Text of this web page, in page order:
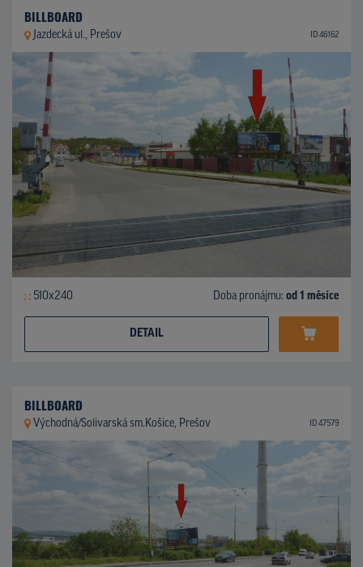
BILLBOARD
Jazdecká ul., Prešov ID 46162
510x240 Doba pronájmu: od 1 měsíce
DETAIL
BILLBOARD
Východná/Solivarská sm.Košice, Prešov ID 47579